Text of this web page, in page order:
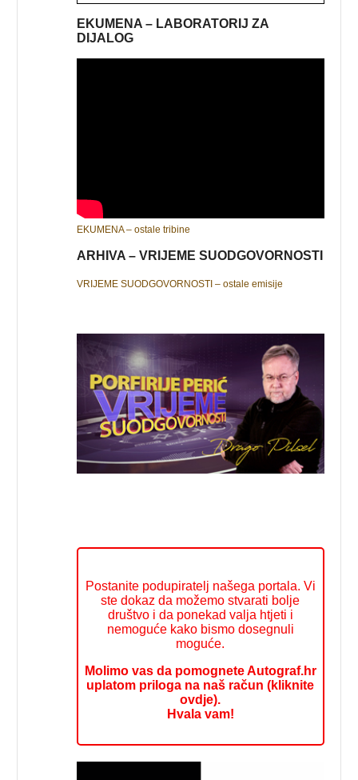
EKUMENA – LABORATORIJ ZA
DIJALOG
EKUMENA – ostale tribine
ARHIVA – VRIJEME SUODGOVORNOSTI
VRIJEME SUODGOVORNOSTI – ostale emisije
Postanite podupiratelj našega portala. Vi
ste dokaz da možemo stvarati bolje
društvo i da ponekad valja htjeti i
nemoguće kako bismo dosegnuli
moguće.
Molimo vas da pomognete Autograf.hr
uplatom priloga na naš račun (kliknite
ovdje).
Hvala vam!